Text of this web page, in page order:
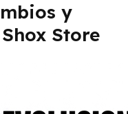
y
Store